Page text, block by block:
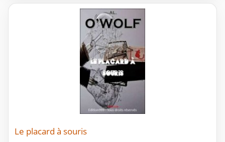
Le placard à souris